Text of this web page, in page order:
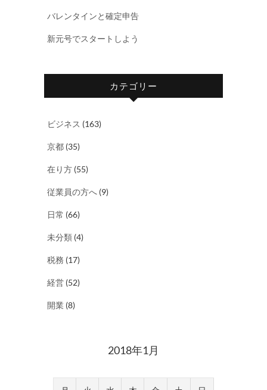
バレンタインと確定申告
新元号でスタートしよう
カテゴリー
ビジネス (163)
京都 (35)
在り方 (55)
従業員の方へ (9)
日常 (66)
未分類 (4)
税務 (17)
経営 (52)
開業 (8)
2018年1月